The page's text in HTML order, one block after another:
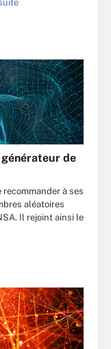
générateur de
à ses
aléatoires
Il rejoint ainsi le